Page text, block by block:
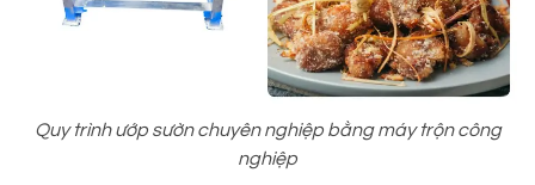
Quy trình ướp sườn chuyên nghiệp bằng máy trộn công
nghiệp